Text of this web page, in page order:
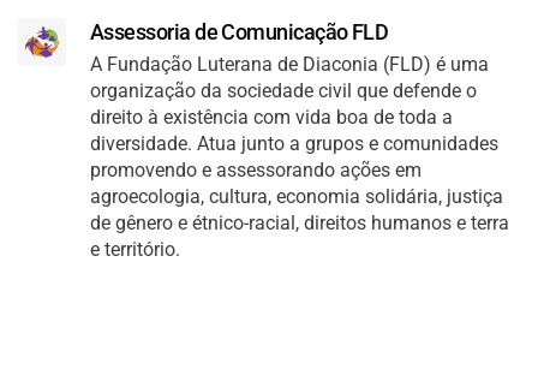
Assessoria de Comunicação FLD
A Fundação Luterana de Diaconia (FLD) é uma
organização da sociedade civil que defende o
direito à existência com vida boa de toda a
diversidade. Atua junto a grupos e comunidades
promovendo e assessorando ações em
agroecologia, cultura, economia solidária, justiça
de gênero e étnico-racial, direitos humanos e terra
e território.